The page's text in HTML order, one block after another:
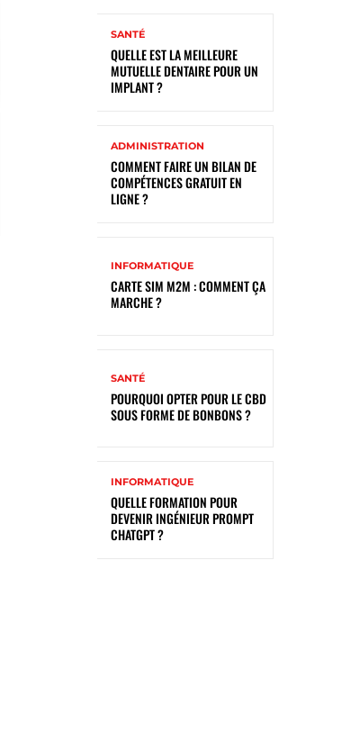
SANTÉ
QUELLE EST LA MEILLEURE
MUTUELLE DENTAIRE POUR UN
IMPLANT ?
ADMINISTRATION
COMMENT FAIRE UN BILAN DE
COMPÉTENCES GRATUIT EN
LIGNE ?
INFORMATIQUE
CARTE SIM M2M : COMMENT ÇA
MARCHE ?
SANTÉ
POURQUOI OPTER POUR LE CBD
SOUS FORME DE BONBONS ?
INFORMATIQUE
QUELLE FORMATION POUR
DEVENIR INGÉNIEUR PROMPT
CHATGPT ?